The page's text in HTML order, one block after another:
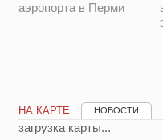
аэропорта в Перми
НА КАРТЕ НОВОСТИ
загрузка карты...